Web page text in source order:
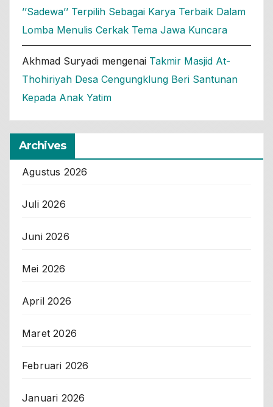
’’Sadewa’’ Terpilih Sebagai Karya Terbaik Dalam
Lomba Menulis Cerkak Tema Jawa Kuncara
Akhmad Suryadi mengenai Takmir Masjid At-
Thohiriyah Desa Cengungklung Beri Santunan
Kepada Anak Yatim
Archives
Agustus 2026
Juli 2026
Juni 2026
Mei 2026
April 2026
Maret 2026
Februari 2026
Januari 2026